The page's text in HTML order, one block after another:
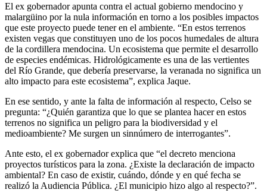
El ex gobernador apunta contra el actual gobierno mendocino y
malargüino por la nula información en torno a los posibles impactos
que este proyecto puede tener en el ambiente. “En estos terrenos
existen vegas que constituyen uno de los pocos humedales de altura
de la cordillera mendocina. Un ecosistema que permite el desarrollo
de especies endémicas. Hidrológicamente es una de las vertientes
del Río Grande, que debería preservarse, la veranada no significa un
alto impacto para este ecosistema”, explica Jaque.
En ese sentido, y ante la falta de información al respecto, Celso se
pregunta: “¿Quién garantiza que lo que se plantea hacer en estos
terrenos no significa un peligro para la biodiversidad y el
medioambiente? Me surgen un sinnúmero de interrogantes”.
Ante esto, el ex gobernador explica que “el decreto menciona
proyectos turísticos para la zona. ¿Existe la declaración de impacto
ambiental? En caso de existir, cuándo, dónde y en qué fecha se
realizó la Audiencia Pública. ¿El municipio hizo algo al respecto?”.